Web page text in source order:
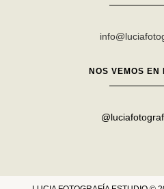
NOS VEMOS EN